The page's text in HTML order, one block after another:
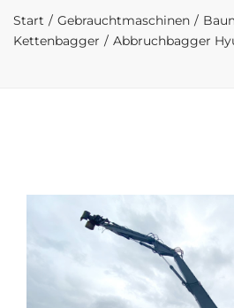
Start Gebrauchtmaschinen
Kettenbagger
Abbruchbagger